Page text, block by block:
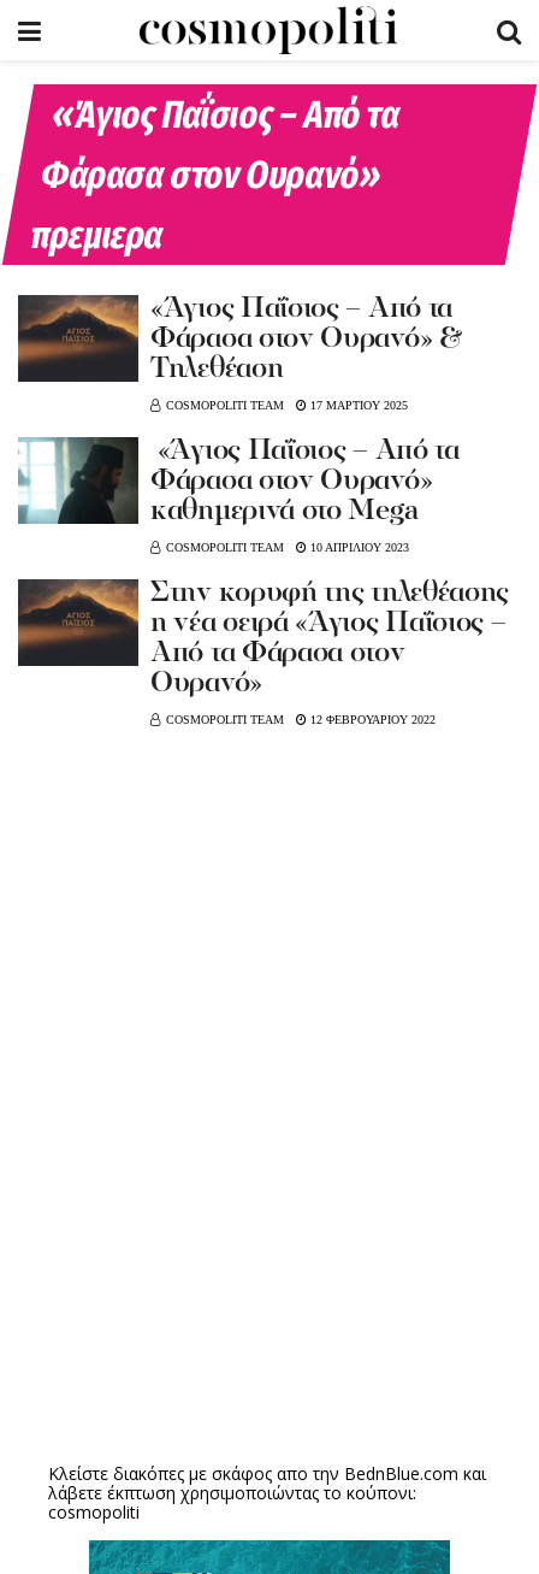
«Άγιος Παΐσιος – Από τα
Φάρασα στον Ουρανό»
πρεμιερα
«Άγιος Παΐσιος – Από τα
Φάρασα στον Ουρανό» &
Τηλεθέαση
COSMOPOLITI TEAM 17 ΜΑΡΤΙΟΥ 2025
«Άγιος Παΐσιος – Από τα
Φάρασα στον Ουρανό»
καθημερινά στο Mega
COSMOPOLITI TEAM 10 ΑΠΡΙΛΙΟΥ 2023
Στην κορυφή της τηλεθέασης
η νέα σειρά «Άγιος Παΐσιος –
Από τα Φάρασα στον
Ουρανό»
COSMOPOLITI TEAM 12 ΦΕΒΡΟΥΑΡΙΟΥ 2022
Κλείστε διακόπες με σκάφος απο την BednBlue.com και
λάβετε έκπτωση χρησιμοποιώντας το κούπονι:
cosmopoliti